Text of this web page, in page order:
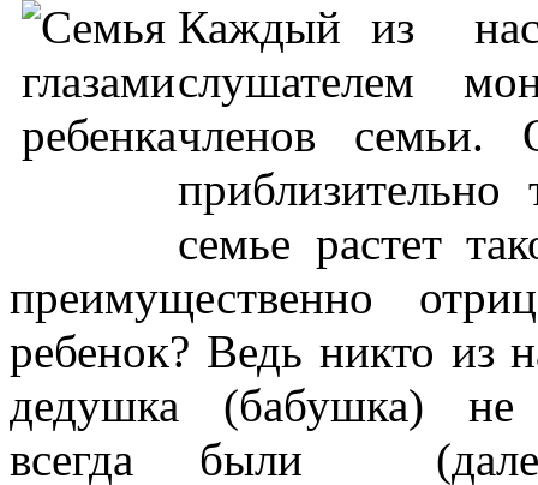
Каждый из
слушателем
членов семьи.
семье растет
преимущественно
ребенок? Ведь никто
дедушка (бабушка)
всегда были